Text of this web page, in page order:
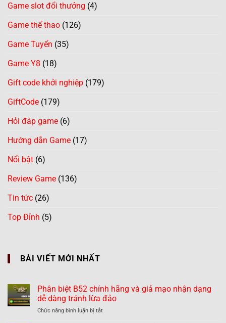
Game slot đổi thưởng (4)
Game thể thao (126)
Game Tuyển (35)
Game Y8 (18)
Gift code khởi nghiệp (179)
GiftCode (179)
Hỏi đáp game (6)
Hướng dẫn Game (17)
Nổi bật (6)
Review Game (136)
Tin tức (26)
Top Đỉnh (5)
BÀI VIẾT MỚI NHẤT
Phân biệt B52 chính hãng và giả mạo nhận dạng
dễ dàng tránh lừa đảo
Chức năng bình luận bị tắt